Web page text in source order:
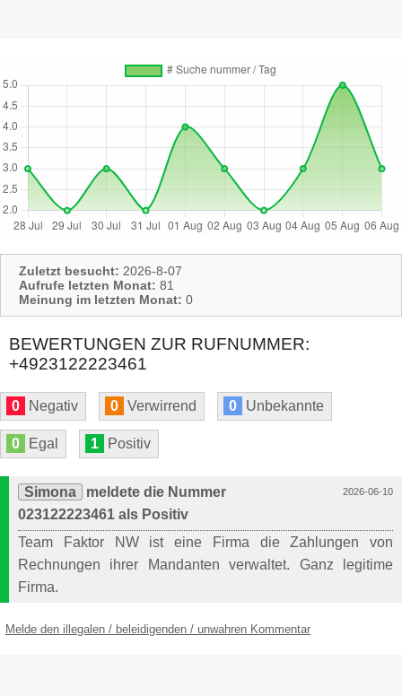
Zuletzt besucht: 2026-8-07
Aufrufe letzten Monat: 81
Meinung im letzten Monat: 0
BEWERTUNGEN ZUR RUFNUMMER:
+4923122223461
0 Negativ 0 Verwirrend 0 Unbekannte
0 Egal 1 Positiv
2026-06-10
Simona
meldete die Nummer
023122223461 als Positiv
Team Faktor NW ist eine Firma die Zahlungen von
Rechnungen ihrer Mandanten verwaltet. Ganz legitime
Firma.
Melde den illegalen / beleidigenden / unwahren Kommentar